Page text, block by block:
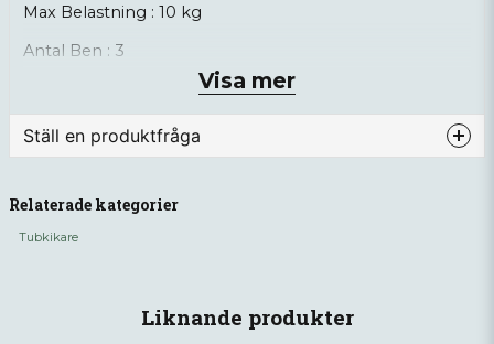
Liknande produkter
Max Belastning : 10 kg
Antal Ben : 3
Visa mer
Ställ en produktfråga
Fråga oss något om denna produkten...
Relaterade kategorier
Tubkikare